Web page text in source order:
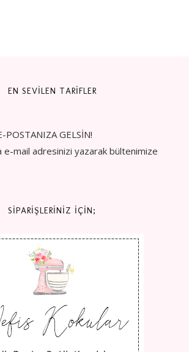
EN SEVİLEN TARİFLER
POSTANIZA GELSİN!
e-mail adresinizi yazarak bültenimize
SİPARİŞLERİNİZ İÇİN;